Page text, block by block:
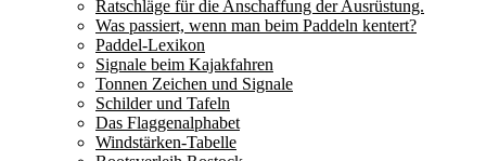
Ratschläge für die Anschaffung der Ausrüstung.
Was passiert, wenn man beim Paddeln kentert?
Paddel-Lexikon
Signale beim Kajakfahren
Tonnen Zeichen und Signale
Schilder und Tafeln
Das Flaggenalphabet
Windstärken-Tabelle